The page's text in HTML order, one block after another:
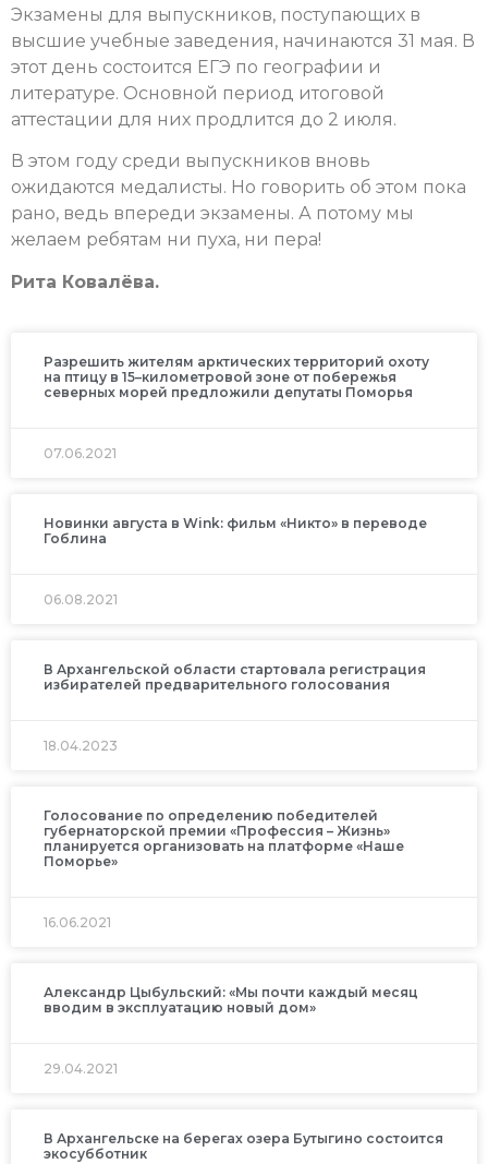
Экзамены для выпускников, поступающих в
высшие учебные заведения, начинаются 31 мая. В
этот день состоится ЕГЭ по географии и
литературе. Основной период итоговой
аттестации для них продлится до 2 июля.
В этом году среди выпускников вновь
ожидаются медалисты. Но говорить об этом пока
рано, ведь впереди экзамены. А потому мы
желаем ребятам ни пуха, ни пера!
Рита Ковалёва.
Разрешить жителям арктических территорий охоту
на птицу в 15–километровой зоне от побережья
северных морей предложили депутаты Поморья
07.06.2021
Новинки августа в Wink: фильм «Никто» в переводе
Гоблина
06.08.2021
В Архангельской области стартовала регистрация
избирателей предварительного голосования
18.04.2023
Голосование по определению победителей
губернаторской премии «Профессия – Жизнь»
планируется организовать на платформе «Наше
Поморье»
16.06.2021
Александр Цыбульский: «Мы почти каждый месяц
вводим в эксплуатацию новый дом»
29.04.2021
В Архангельске на берегах озера Бутыгино состоится
экосубботник